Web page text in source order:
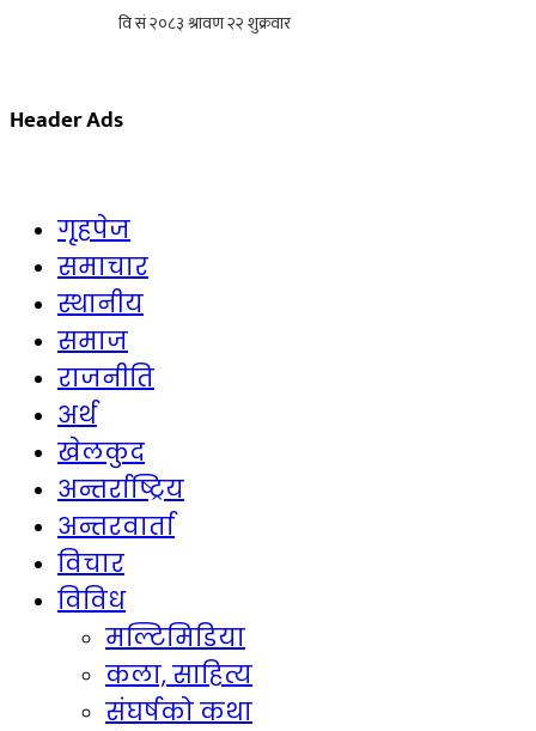
Header Ads
गृहपेज
समाचार
स्थानीय
समाज
राजनीति
अर्थ
खेलकुद
अन्तर्राष्ट्रिय
अन्तरवार्ता
विचार
विविध
मल्टिमिडिया
कला, साहित्य
संघर्षको कथा